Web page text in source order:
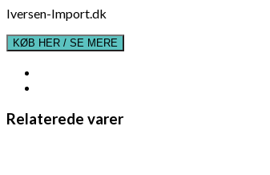
Iversen-Import.dk
KØB HER / SE MERE
Relaterede varer